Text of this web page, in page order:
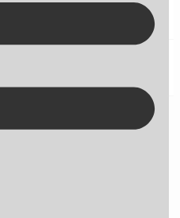
fejl og forbedr